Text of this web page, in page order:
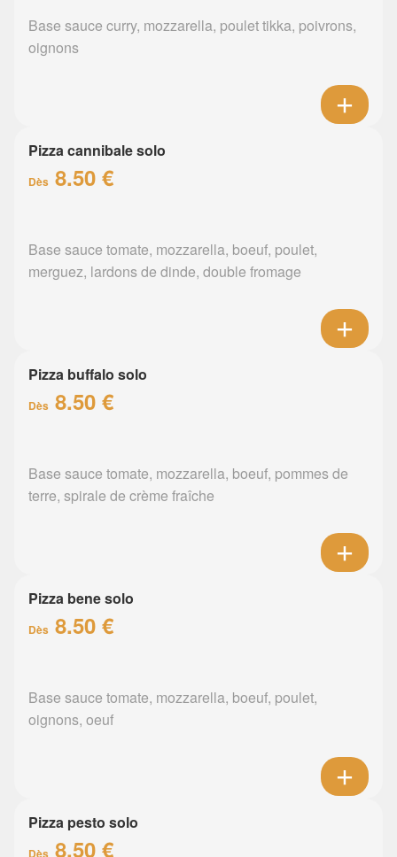
Base sauce curry, mozzarella, poulet tikka, poivrons,
oignons
Pizza cannibale solo
Dès 8.50 €
Base sauce tomate, mozzarella, boeuf, poulet,
merguez, lardons de dinde, double fromage
Pizza buffalo solo
Dès 8.50 €
Base sauce tomate, mozzarella, boeuf, pommes de
terre, spirale de crème fraîche
Pizza bene solo
Dès 8.50 €
Base sauce tomate, mozzarella, boeuf, poulet,
oignons, oeuf
Pizza pesto solo
Dès 8.50 €